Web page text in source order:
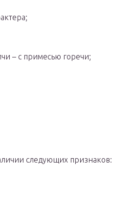
– с примесью горечи;
следующих признаков: